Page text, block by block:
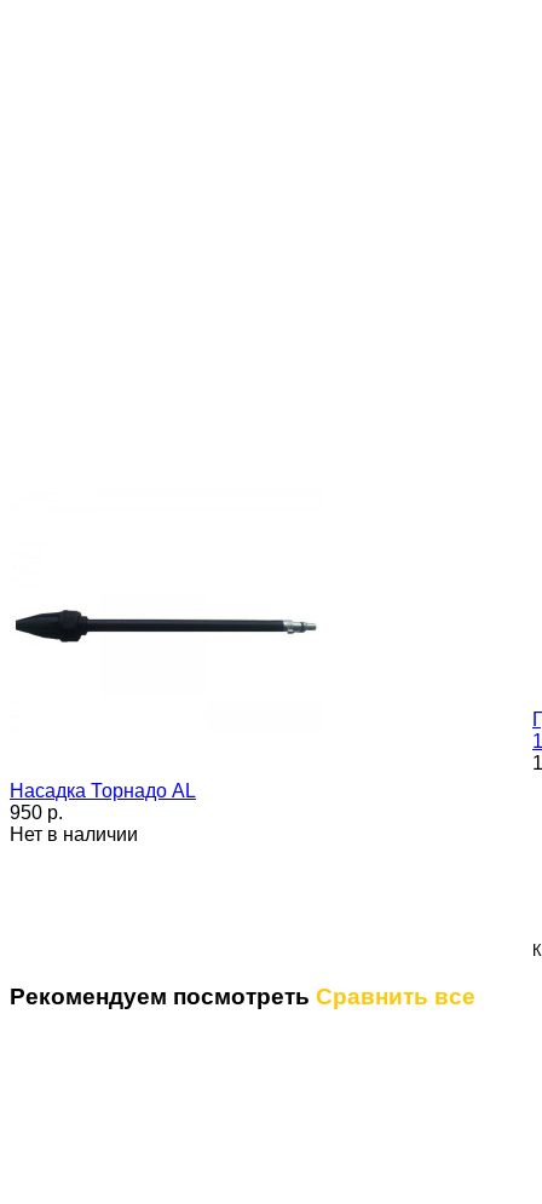
Насадка Торнадо AL
950 p.
Нет в наличии
Рекомендуем посмотреть Сравнить все